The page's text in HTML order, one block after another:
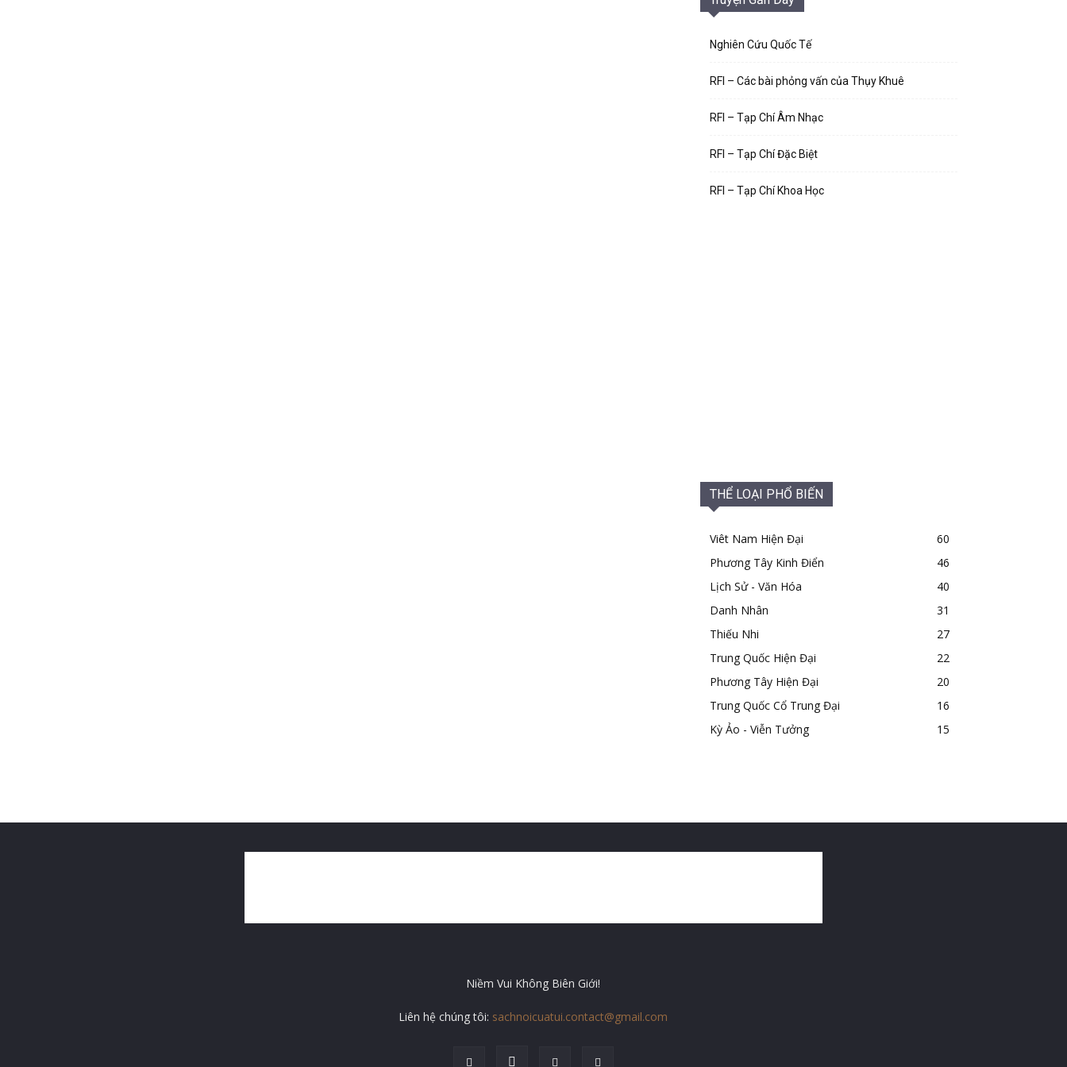
Nghiên Cứu Quốc Tế
RFI – Các bài phỏng vấn của Thụy Khuê
RFI – Tạp Chí Âm Nhạc
RFI – Tạp Chí Đặc Biệt
RFI – Tạp Chí Khoa Học
THỂ LOẠI PHỔ BIẾN
Viêt Nam Hiện Đại
60
Phương Tây Kinh Điển
46
Lịch Sử - Văn Hóa
40
Danh Nhân
31
Thiếu Nhi
27
Trung Quốc Hiện Đại
22
Phương Tây Hiện Đại
20
Trung Quốc Cổ Trung Đại
16
Kỳ Ảo - Viễn Tưởng
15
Niềm Vui Không Biên Giới!
Liên hệ chúng tôi: sachnoicuatui.contact@gmail.com